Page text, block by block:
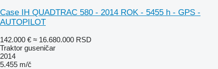
Case IH QUADTRAC 580 - 2014 ROK - 5455 h - GPS -
AUTOPILOT
142.000 € ≈ 16.680.000 RSD
Traktor guseničar
2014
5.455 m/č